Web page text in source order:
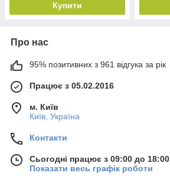
Купити
Про нас
95% позитивних з 961 відгука за рік
Працює з 05.02.2016
м. Київ
Київ, Україна
Контакти
Сьогодні працює з 09:00 до 18:00
Показати весь графік роботи